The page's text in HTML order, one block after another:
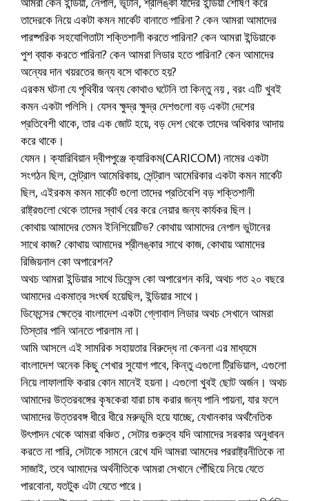
তাদেরকে নিয়ে একটা কমন মার্কেট বানাতে পারিনা ? কেন আমরা আমাদের
পারষ্পরিক সহযোগিতাটা শক্তিশালী করতে পারিনা? কেন আমরা ইন্ডিয়াকে
পুশ ব্যাক করতে পারিনা? কেন আমরা লিডার হতে পারিনা? কেন আমাদের
অন্যের দান খয়রতের জন্য বসে থাকতে হয়?
এরকম ঘটনা যে পৃথিবীর অন্য কোথাও ঘটেনি তা কিন্তু নয় , বরং এটি খুবই
কমন একটা পলিসি। যেসব ক্ষুদ্র ক্ষুদ্র দেশগুলো বড় একটা দেশের
প্রতিবেশী থাকে, তার এক জোট হয়ে, বড় দেশ থেকে তাদের অধিকার আদায়
করে থাকে।
যেমন। ক্যারিবিয়ান দ্বীপপুঞ্জে ক্যারিকম(CARICOM) নামের একটা
সংগঠন ছিল, সেন্ট্রাল আমেরিকায়, সেন্ট্রাল আমেরিকার একটা কমন মার্কেট
ছিল, এইরকম কমন মার্কেট গুলো তাদের প্রতিবেশি বড় শক্তিশালী
রাষ্ট্রগুলো থেকে তাদের স্বার্থ বের করে নেয়ার জন্য কার্যকর ছিল।
কোথায় আমাদের তেমন ইনিশিয়েটিভ? কোথায় আমাদের নেপাল ভুটানের
সাথে কাজ? কোথায় আমাদের শ্রীলঙ্কার সাথে কাজ, কোথায় আমাদের
রিজিয়নাল কো অপারেশন?
অথচ আমরা ইন্ডিয়ার সাথে ডিফেন্স কো অপারেশন করি, অথচ গত ২০ বছরে
আমাদের একমাত্র সংঘর্ষ হয়েছিল, ইন্ডিয়ার সাথে।
ডিফেন্সের ক্ষেত্রে বাংলাদেশ একটা গ্লোবাল লিডার অথচ সেখানে আমরা
তিস্তার পানি আনতে পারলাম না।
আমি আসলে এই সামরিক সহায়তার বিরুদ্ধে না কেননা এর মাধ্যমে
বাংলাদেশ অনেক কিছু শেখার সুযোগ পাবে, কিন্তু এগুলো ট্রিভিয়াল, এগুলো
নিয়ে লাফালাফি করার কোন মানেই হয়না। এগুলো খুবই ছোট অর্জন। অথচ
আমাদের উত্তরবঙ্গের কৃষকেরা যারা চাষ করার জন্য পানি পায়না, যার ফলে
আমাদের উত্তরবঙ্গ ধীরে ধীরে মরুভূমি হয়ে যাচ্ছে, যেখানকার অর্থনৈতিক
উৎপাদন থেকে আমরা বঞ্চিত , সেটার গুরুত্ব যদি আমাদের সরকার অনুধাবন
করতে না পারি, সেটাকে সামনে রেখে যদি আমরা আমদের পররাষ্ট্রনীতিকে না
সাজাই, তবে আমাদের অর্থনীতিকে আমরা সেখানে পৌঁছিয়ে নিয়ে যেতে
পারবোনা, যতটুক এটা যেতে পারে।